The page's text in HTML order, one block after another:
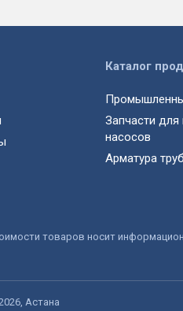
Каталог
Запчасти
насосов
Арматура
товаров носит
Астана